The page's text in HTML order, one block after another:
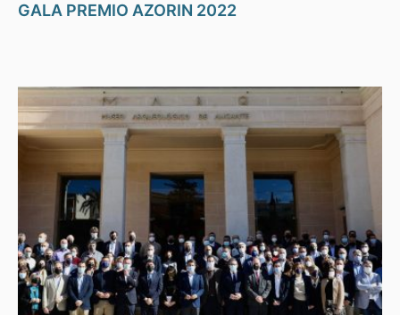
GALA PREMIO AZORIN 2022